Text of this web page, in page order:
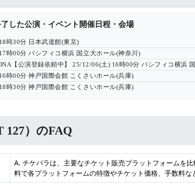
した公演・イベント開催日程・会場
時30分 日本武道館(東京)
時00分 パシフィコ横浜 国立大ホール(神奈川)
【公演登録依頼中】
25/12/06(土) 16時00分 パシフィコ横浜
時00分 神戸国際会館 こくさいホール(兵庫)
時30分 神戸国際会館 こくさいホール(兵庫)
127）のFAQ
A. チケパラは、主要なチケット販売プラットフォームを
料で各プラットフォームの特徴やチケット価格、手数料な